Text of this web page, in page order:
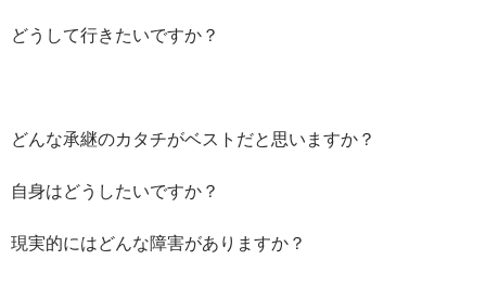
どうして行きたいですか？
どんな承継のカタチがベストだと思いますか？
自身はどうしたいですか？
現実的にはどんな障害がありますか？